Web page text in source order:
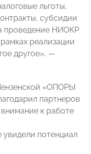
льготы,
субсидии
проведение НИОКР
реализации
другое», —
«ОПОРЫ
партнеров
к работе
потенциал